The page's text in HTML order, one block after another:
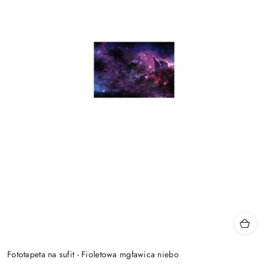
Fototapeta na sufit - Fioletowa mgławica niebo